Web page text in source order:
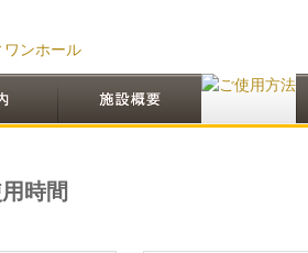
時間